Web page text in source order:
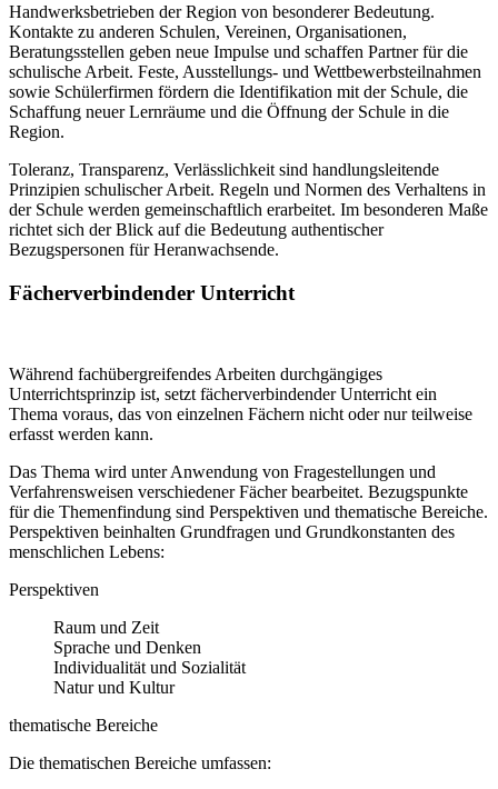
Handwerksbetrieben der Region von besonderer Bedeutung.
Kontakte zu anderen Schulen, Vereinen, Organisationen,
Beratungsstellen geben neue Impulse und schaffen Partner für die
schulische Arbeit. Feste, Ausstellungs- und Wettbewerbsteilnahmen
sowie Schülerfirmen fördern die Identifikation mit der Schule, die
Schaffung neuer Lernräume und die Öffnung der Schule in die
Region.
Toleranz, Transparenz, Verlässlichkeit sind handlungsleitende
Prinzipien schulischer Arbeit. Regeln und Normen des Verhaltens in
der Schule werden gemeinschaftlich erarbeitet. Im besonderen Maße
richtet sich der Blick auf die Bedeutung authentischer
Bezugspersonen für Heranwachsende.
Fächerverbindender Unterricht
Während fachübergreifendes Arbeiten durchgängiges
Unterrichtsprinzip ist, setzt fächerverbindender Unterricht ein
Thema voraus, das von einzelnen Fächern nicht oder nur teilweise
erfasst werden kann.
Das Thema wird unter Anwendung von Fragestellungen und
Verfahrensweisen verschiedener Fächer bearbeitet. Bezugspunkte
für die Themenfindung sind Perspektiven und thematische Bereiche.
Perspektiven beinhalten Grundfragen und Grundkonstanten des
menschlichen Lebens:
Perspektiven
Raum und Zeit
Sprache und Denken
Individualität und Sozialität
Natur und Kultur
thematische Bereiche
Die thematischen Bereiche umfassen: